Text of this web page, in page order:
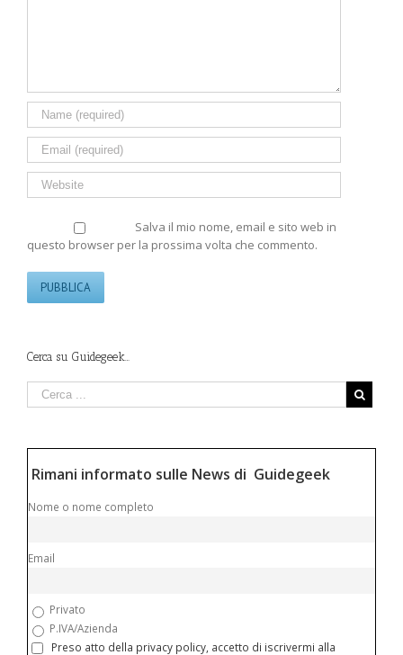
Salva il mio nome, email e sito web in
questo browser per la prossima volta che commento.
Cerca su Guidegeek…
Rimani informato sulle News di Guidegeek
Nome o nome completo
Email
Privato
P.IVA/Azienda
Preso atto della privacy policy, accetto di iscrivermi alla